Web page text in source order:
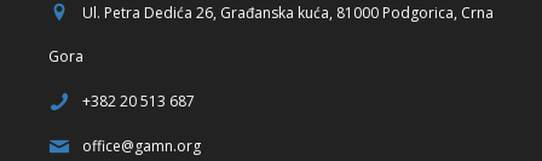
Ul. Petra Dedića 26, Građanska kuća, 81000 Podgorica, Crna
Gora
+382 20 513 687
office@gamn.org